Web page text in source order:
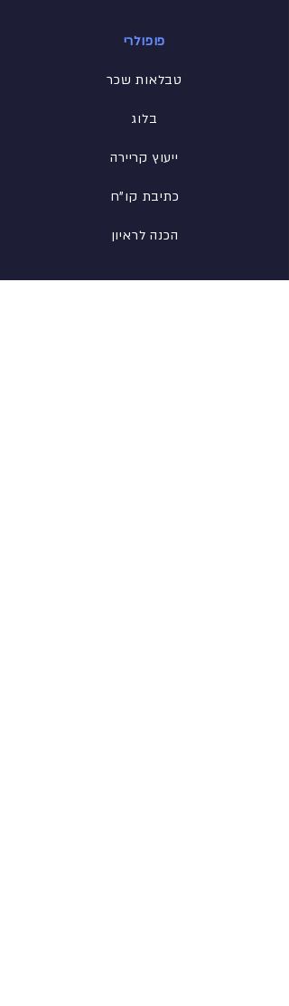
פופולרי
טבלאות שכר
בלוג
ייעוץ קריירה
כתיבת קו"ח
הכנה לראיון